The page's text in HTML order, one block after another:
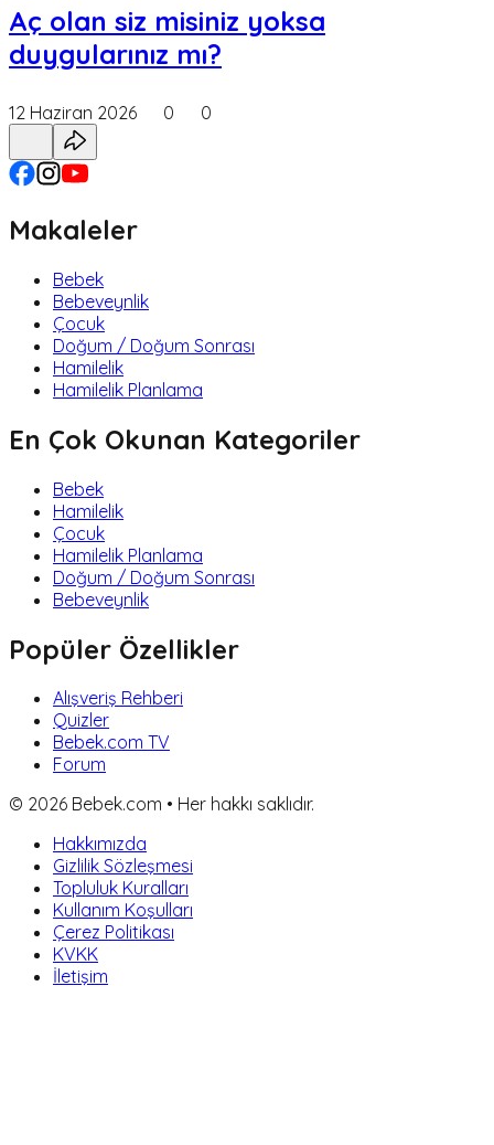
Aç olan siz misiniz yoksa
duygularınız mı?
12 Haziran 2026 0 0
Makaleler
Bebek
Bebeveynlik
Çocuk
Doğum / Doğum Sonrası
Hamilelik
Hamilelik Planlama
En Çok Okunan Kategoriler
Bebek
Hamilelik
Çocuk
Hamilelik Planlama
Doğum / Doğum Sonrası
Bebeveynlik
Popüler Özellikler
Alışveriş Rehberi
Quizler
Bebek.com TV
Forum
© 2026 Bebek.com • Her hakkı saklıdır.
Hakkımızda
Gizlilik Sözleşmesi
Topluluk Kuralları
Kullanım Koşulları
Çerez Politikası
KVKK
İletişim